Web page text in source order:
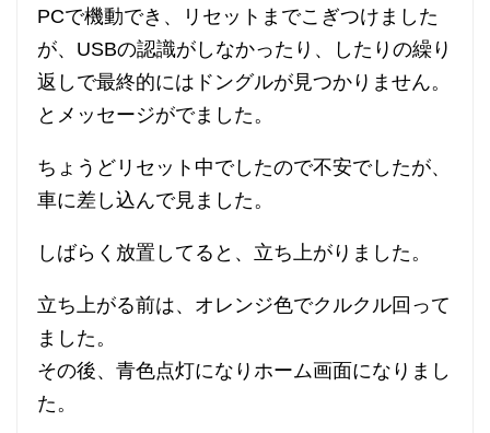
PCで機動でき、リセットまでこぎつけました
が、USBの認識がしなかったり、したりの繰り
返しで最終的にはドングルが見つかりません。
とメッセージがでました。
ちょうどリセット中でしたので不安でしたが、
車に差し込んで見ました。
しばらく放置してると、立ち上がりました。
立ち上がる前は、オレンジ色でクルクル回って
ました。
その後、青色点灯になりホーム画面になりまし
た。